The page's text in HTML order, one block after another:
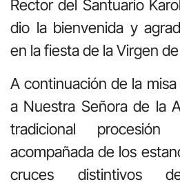
Rector del Santuario
dio la bienvenida y
en la fiesta de la Virgen
A continuación de la
a Nuestra Señora de la
tradicional
acompañada de los
cruces distintivos